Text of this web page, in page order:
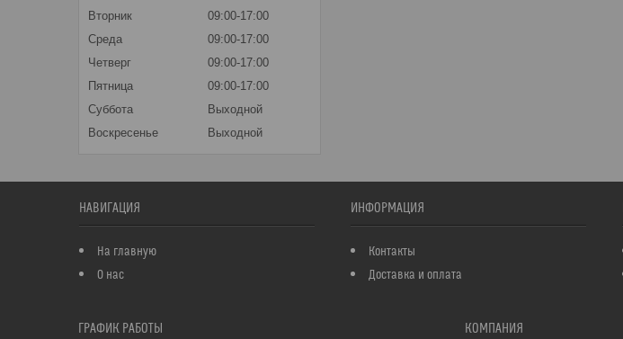
Вторник
09:00-17:00
Среда
09:00-17:00
Четверг
09:00-17:00
Пятница
09:00-17:00
Суббота
Выходной
Воскресенье
Выходной
НАВИГАЦИЯ
На главную
О нас
ИНФОРМАЦИЯ
Контакты
Доставка и оплата
ГРАФИК РАБОТЫ